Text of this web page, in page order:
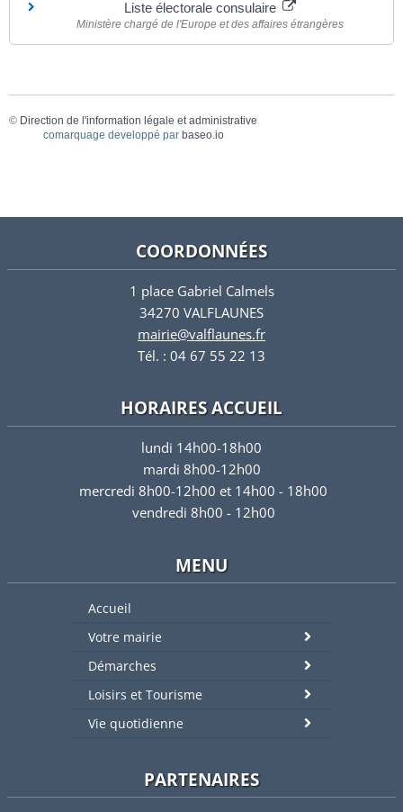
Liste électorale consulaire
Ministère chargé de l'Europe et des affaires étrangères
© Direction de l'information légale et administrative
comarquage developpé par baseo.io
COORDONNÉES
1 place Gabriel Calmels
34270 VALFLAUNES
mairie@valflaunes.fr
Tél. : 04 67 55 22 13
HORAIRES ACCUEIL
lundi 14h00-18h00
mardi 8h00-12h00
mercredi 8h00-12h00 et 14h00 - 18h00
vendredi 8h00 - 12h00
MENU
Accueil
Votre mairie
Démarches
Loisirs et Tourisme
Vie quotidienne
PARTENAIRES